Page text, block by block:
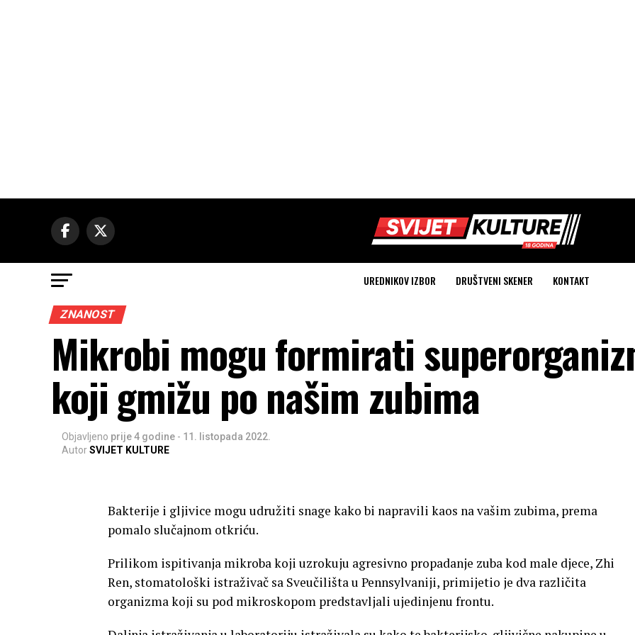
UREDNIKOV IZBOR DRUŠTVENI SKENER KONTAKT
ZNANOST
Mikrobi mogu formirati
koji gmižu po našim zubima
Objavljeno prije 4 godine - 11. listopada 2022.
AutorSVIJET KULTURE
Bakterije i gljivice mogu udružiti snage kako bi napravili kaos na vašim zubima, prema
pomalo slučajnom otkriću.
Prilikom ispitivanja mikroba koji uzrokuju agresivno propadanje zuba kod male djece, Zhi
Ren, stomatološki istraživač sa Sveučilišta u Pennsylvaniji, primijetio je dva različita
organizma koji su pod mikroskopom predstavljali ujedinjenu frontu.